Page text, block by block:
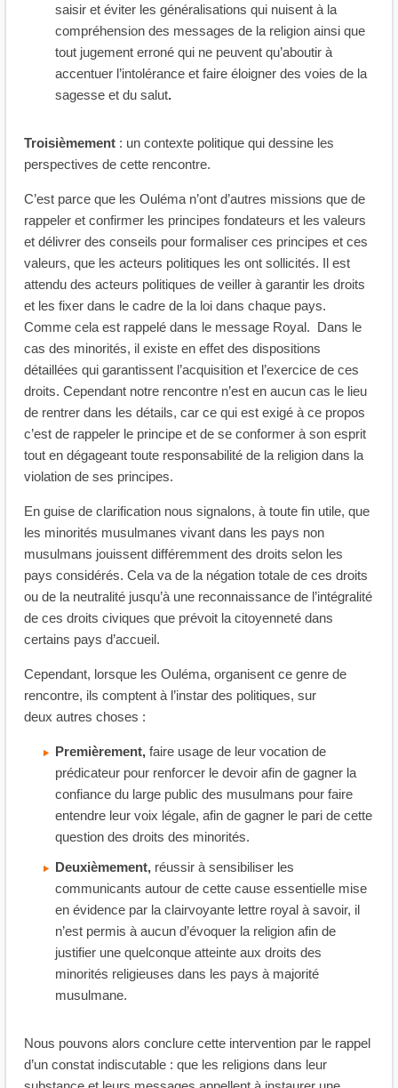
saisir et éviter les généralisations qui nuisent à la
compréhension des messages de la religion ainsi que
tout jugement erroné qui ne peuvent qu’aboutir à
accentuer l’intolérance et faire éloigner des voies de la
sagesse et du salut.
Troisièmement : un contexte politique qui dessine les
perspectives de cette rencontre.
C’est parce que les Ouléma n’ont d’autres missions que de
rappeler et confirmer les principes fondateurs et les valeurs
et délivrer des conseils pour formaliser ces principes et ces
valeurs, que les acteurs politiques les ont sollicités. Il est
attendu des acteurs politiques de veiller à garantir les droits
et les fixer dans le cadre de la loi dans chaque pays.
Comme cela est rappelé dans le message Royal. Dans le
cas des minorités, il existe en effet des dispositions
détaillées qui garantissent l’acquisition et l’exercice de ces
droits. Cependant notre rencontre n’est en aucun cas le lieu
de rentrer dans les détails, car ce qui est exigé à ce propos
c’est de rappeler le principe et de se conformer à son esprit
tout en dégageant toute responsabilité de la religion dans la
violation de ses principes.
En guise de clarification nous signalons, à toute fin utile, que
les minorités musulmanes vivant dans les pays non
musulmans jouissent différemment des droits selon les
pays considérés. Cela va de la négation totale de ces droits
ou de la neutralité jusqu’à une reconnaissance de l’intégralité
de ces droits civiques que prévoit la citoyenneté dans
certains pays d’accueil.
Cependant, lorsque les Ouléma, organisent ce genre de
rencontre, ils comptent à l’instar des politiques, sur
deux autres choses :
Premièrement,faire usage de leur vocation de
prédicateur pour renforcer le devoir afin de gagner la
confiance du large public des musulmans pour faire
entendre leur voix légale, afin de gagner le pari de cette
question des droits des minorités.
Deuxièmement, réussir à sensibiliser les
communicants autour de cette cause essentielle mise
en évidence par la clairvoyante lettre royal à savoir, il
n’est permis à aucun d’évoquer la religion afin de
justifier une quelconque atteinte aux droits des
minorités religieuses dans les pays à majorité
musulmane.
Nous pouvons alors conclure cette intervention par le rappel
d’un constat indiscutable : que les religions dans leur